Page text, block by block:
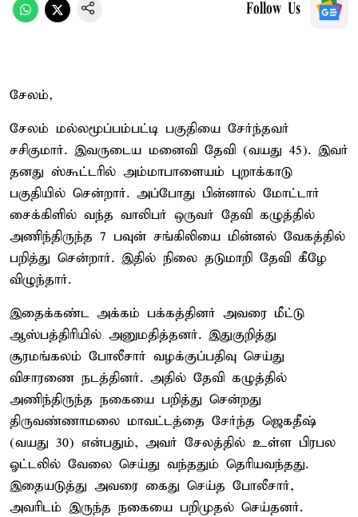
Follow Us
சேலம்,
சேலம் மல்லமூப்பம்பட்டி பகுதியை சேர்ந்தவர்
சசிகுமார். இவருடைய மனைவி தேவி (வயது 45). இவர்
தனது ஸ்கூட்டரில் அம்மாபாளையம் புறாக்காடு
பகுதியில் சென்றார். அப்போது பின்னால் மோட்டார்
சைக்கிளில் வந்த வாலிபர் ஒருவர் தேவி கழுத்தில்
அணிந்திருந்த 7 பவுன் சங்கிலியை மின்னல் வேகத்தில்
பறித்து சென்றார். இதில் நிலை தடுமாறி தேவி கீழே
விழுந்தார்.
இதைக்கண்ட அக்கம் பக்கத்தினர் அவரை மீட்டு
ஆஸ்பத்திரியில் அனுமதித்தனர். இதுகுறித்து
சூரமங்கலம் போலீசார் வழக்குப்பதிவு செய்து
விசாரணை நடத்தினர். அதில் தேவி கழுத்தில்
அணிந்திருந்த நகையை பறித்து சென்றது
திருவண்ணாமலை மாவட்டத்தை சேர்ந்த ஜெகதீஷ்
(வயது 30) என்பதும், அவர் சேலத்தில் உள்ள பிரபல
ஓட்டலில் வேலை செய்து வந்ததும் தெரியவந்தது.
இதையடுத்து அவரை கைது செய்த போலீசார்,
அவரிடம் இருந்த நகையை பறிமுதல் செய்தனர்.